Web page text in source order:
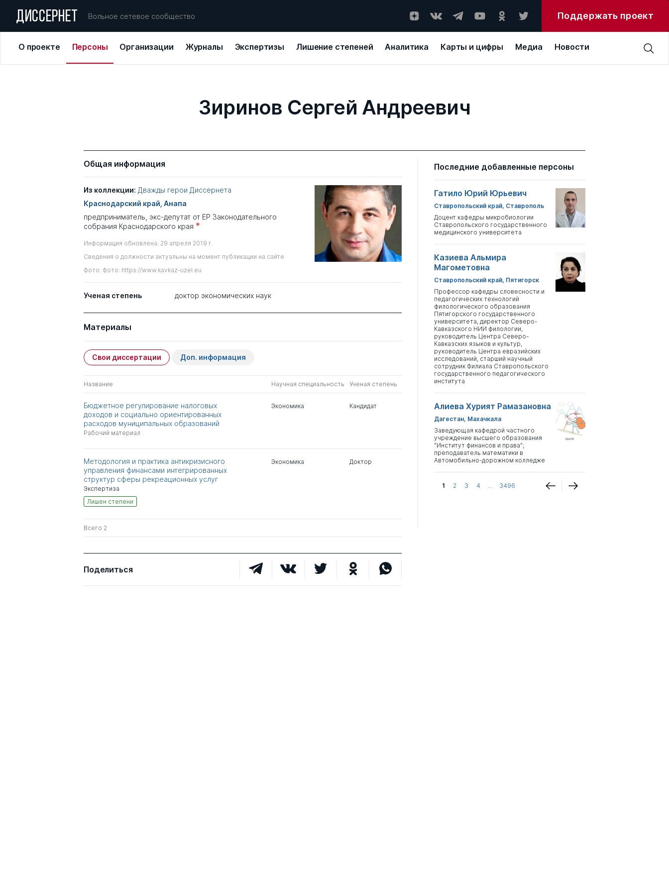
ДИССЕРНЕТ Вольное сетевое сообщество Поддержать проект
О проекте Персоны Организации Журналы Экспертизы Лишение степеней Аналитика Карты и цифры Медиа Новости
Зиринов Сергей Андреевич
Общая информация
Из коллекции: Дважды герои Диссернета
Краснодарский край, Анапа
предприниматель, экс-депутат от ЕР Законодательного
собрания Краснодарского края *
Информация обновлена: 29 апреля 2019 г.
Сведения о должности актуальны на момент публикации на сайте
Фото: Фото: https://www.kavkaz-uzel.eu
Ученая степень доктор экономических наук
Материалы
Свои диссертации Доп. информация
Название Научная специальность Ученая степень
Бюджетное регулирование налоговых
доходов и социально ориентированных
расходов муниципальных образований
Рабочий материал
Экономика Кандидат
Методология и практика антикризисного
управления финансами интегрированных
структур сферы рекреационных услуг
Экспертиза
Лишен степени
Экономика Доктор
Всего 2
Поделиться
Последние добавленные персоны
Гатило Юрий Юрьевич
Ставропольский край, Ставрополь
Доцент кафедры микробиологии
Ставропольского государственного
медицинского университета
Казиева Альмира
Магометовна
Ставропольский край, Пятигорск
Профессор кафедры словесности и
педагогических технологий
филологического образования
Пятигорского государственного
университета, директор Северо-
Кавказского НИИ филологии,
руководитель Центра Северо-
Кавказских языков и культур,
руководитель Центра евразийских
исследований, старший научный
сотрудник Филиала Ставропольского
государственного педагогического
института
Алиева Хурият Рамазановна
Дагестан, Махачкала
Заведующая кафедрой частного
учреждение высшего образования
"Институт финансов и права";
преподаватель математики в
Автомобильно-дорожном колледже
1 2 3 4 ... 3496